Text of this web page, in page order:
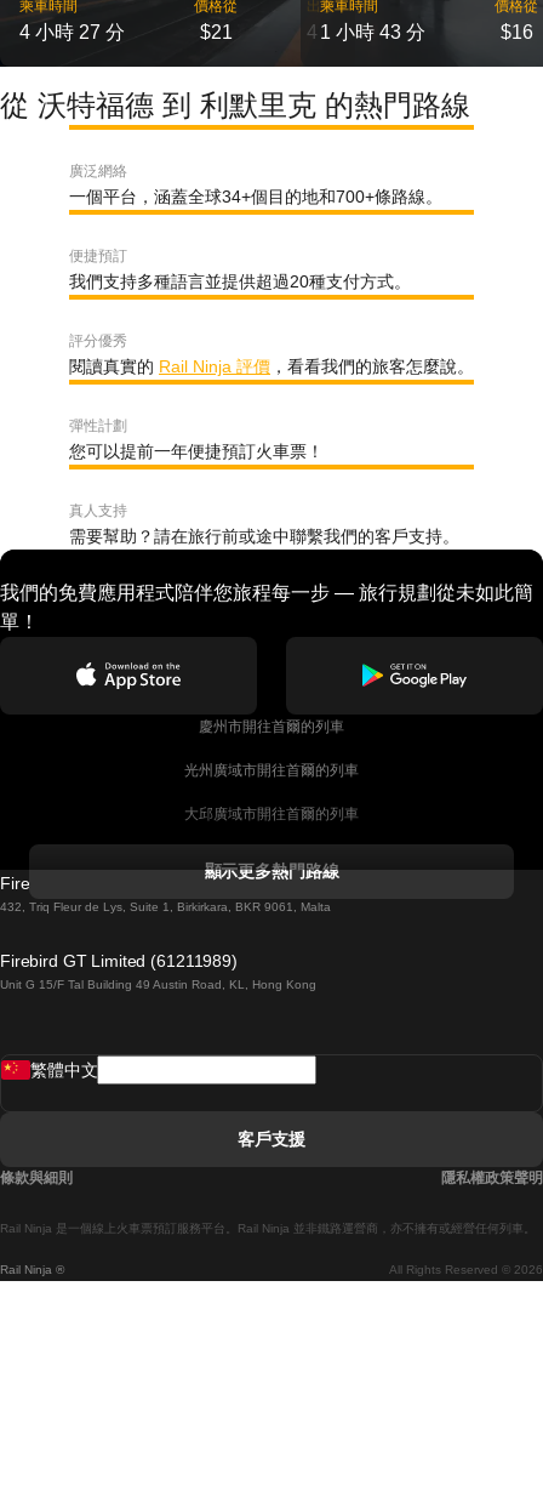
乘車時間
4 小時 27 分
價格從
$21
出發
4
乘車時間
1 小時 43 分
價格從
$16
從 沃特福德 到 利默里克 的熱門路線
廣泛網絡
一個平台，涵蓋全球34+個目的地和700+條路線。
便捷預訂
我們支持多種語言並提供超過20種支付方式。
評分優秀
閱讀真實的 Rail Ninja 評價 ，看看我們的旅客怎麼說。
彈性計劃
您可以提前一年便捷預訂火車票！
真人支持
需要幫助？請在旅行前或途中聯繫我們的客戶支持。
我們的免費應用程式陪伴您旅程每一步 — 旅行規劃從未如此簡
單！
慶州市開往首爾的列車
光州廣域市開往首爾的列車
大邱廣域市開往首爾的列車
都柏林開往戈尔韦的列車
羅馬開往拿坡里的列車
顯示更多熱門路線
Firebird GT Limited (OC 1451)
432, Triq Fleur de Lys, Suite 1, Birkirkara, BKR 9061, Malta
Firebird GT Limited (61211989)
Unit G 15/F Tal Building 49 Austin Road, KL, Hong Kong
Rail Ninja ® All Rights Reserved © 2026
Rail Ninja 是一個線上火車票預訂服務平台。Rail Ninja 並非鐵路運營商，亦不擁有或經營任何列車。
繁體中文
客戶支援
條款與細則 隱私權政策聲明